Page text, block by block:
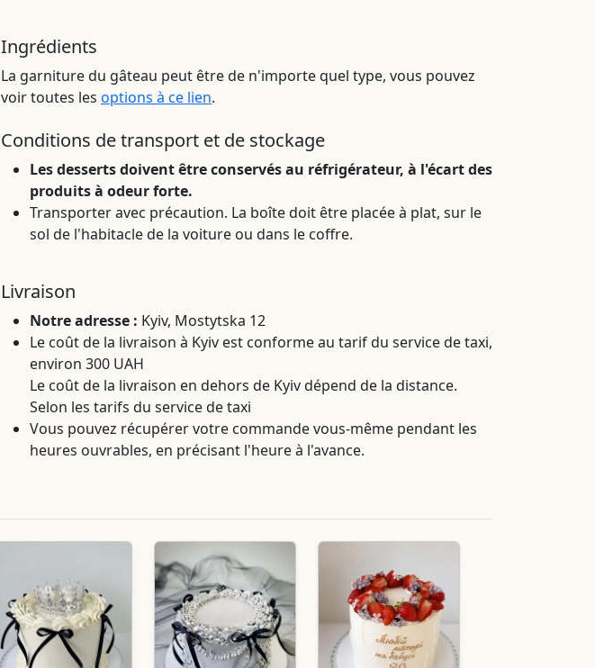
Ingrédients
La garniture du gâteau peut être de n'importe quel type, vous pouvez
voir toutes les options à ce lien.
Conditions de transport et de stockage
Les desserts doivent être conservés au réfrigérateur, à l'écart des
produits à odeur forte.
Transporter avec précaution. La boîte doit être placée à plat, sur le
sol de l'habitacle de la voiture ou dans le coffre.
Livraison
Notre adresse : Kyiv, Mostytska 12
Le coût de la livraison à Kyiv est conforme au tarif du service de taxi,
environ 300 UAH
Le coût de la livraison en dehors de Kyiv dépend de la distance.
Selon les tarifs du service de taxi
Vous pouvez récupérer votre commande vous-même pendant les
heures ouvrables, en précisant l'heure à l'avance.